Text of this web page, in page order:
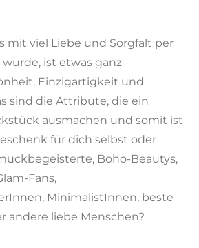
mit viel Liebe und Sorgfalt per
ist etwas ganz
Einzigartigkeit und
sind die Attribute, die ein
ausmachen und somit ist
für dich selbst oder
Boho-Beautys,
Fans,
MinimalistInnen, beste
andere liebe Menschen?